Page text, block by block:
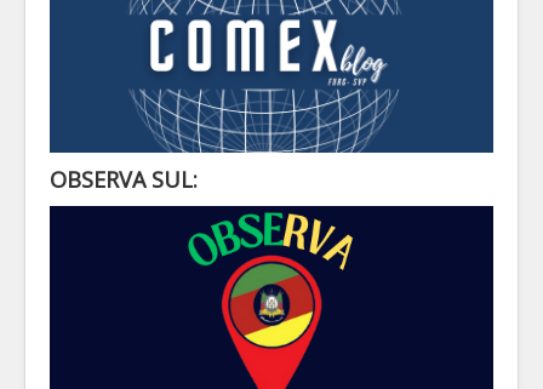
OBSERVA SUL: